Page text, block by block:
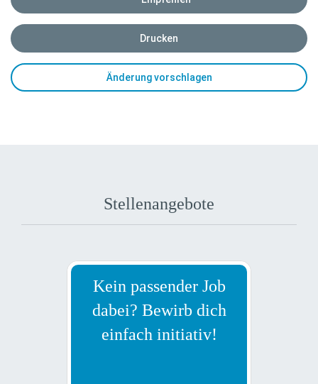
Drucken
Änderung vorschlagen
Stellenangebote
Kein passender Job
dabei? Bewirb dich
einfach initiativ!